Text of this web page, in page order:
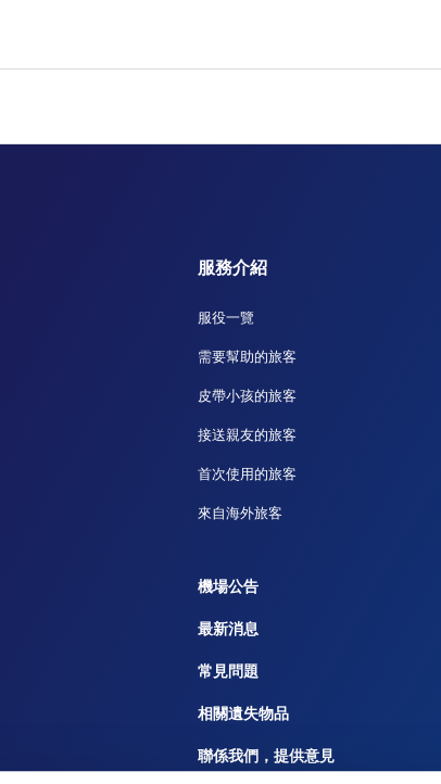
服務介紹
服役一覽
需要幫助的旅客
皮帶小孩的旅客
接送親友的旅客
首次使用的旅客
來自海外旅客
機場公告
最新消息
常見問題
相關遺失物品
聯係我們，提供意見